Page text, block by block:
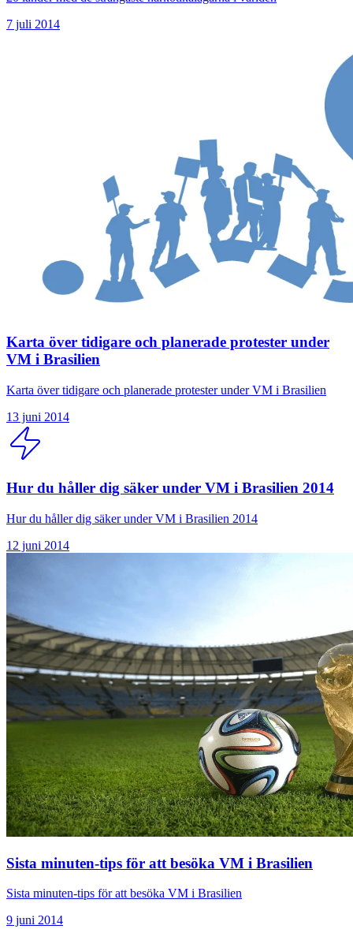
7 juli 2014
Karta över tidigare och planerade protester under
VM i Brasilien
Karta över tidigare och planerade protester under VM i Brasilien
13 juni 2014
Hur du håller dig säker under VM i Brasilien 2014
Hur du håller dig säker under VM i Brasilien 2014
12 juni 2014
Sista minuten-tips för att besöka VM i Brasilien
Sista minuten-tips för att besöka VM i Brasilien
9 juni 2014